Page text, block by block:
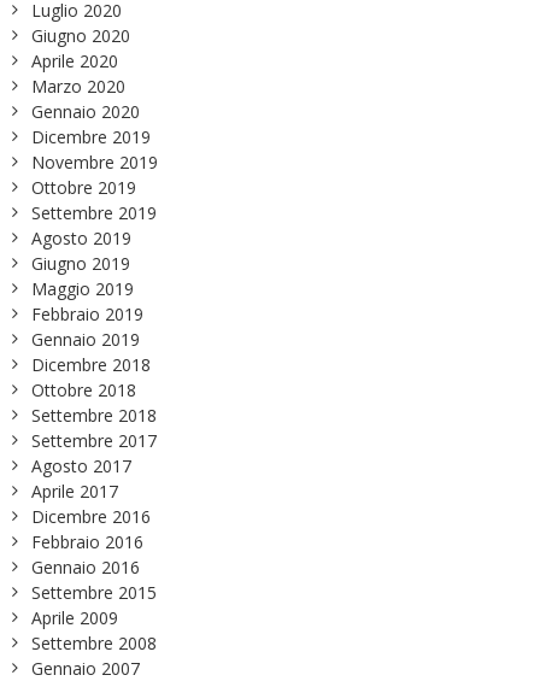
Luglio 2020
Giugno 2020
Aprile 2020
Marzo 2020
Gennaio 2020
Dicembre 2019
Novembre 2019
Ottobre 2019
Settembre 2019
Agosto 2019
Giugno 2019
Maggio 2019
Febbraio 2019
Gennaio 2019
Dicembre 2018
Ottobre 2018
Settembre 2018
Settembre 2017
Agosto 2017
Aprile 2017
Dicembre 2016
Febbraio 2016
Gennaio 2016
Settembre 2015
Aprile 2009
Settembre 2008
Gennaio 2007